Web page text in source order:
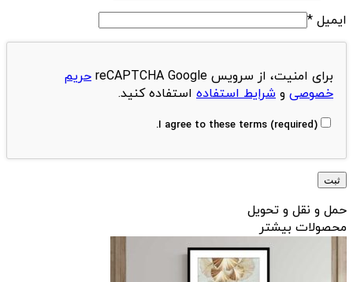
ایمیل *
برای امنیت، از سرویس reCAPTCHA Google
حریم
خصوصی و شرایط استفاده استفاده کنید.
I agree to these terms (required).
حمل و نقل و تحویل
محصولات بیشتر